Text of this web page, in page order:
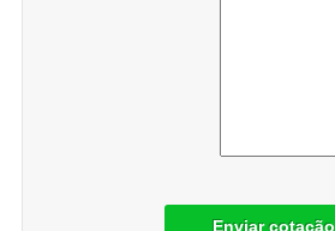
Enviar cotação